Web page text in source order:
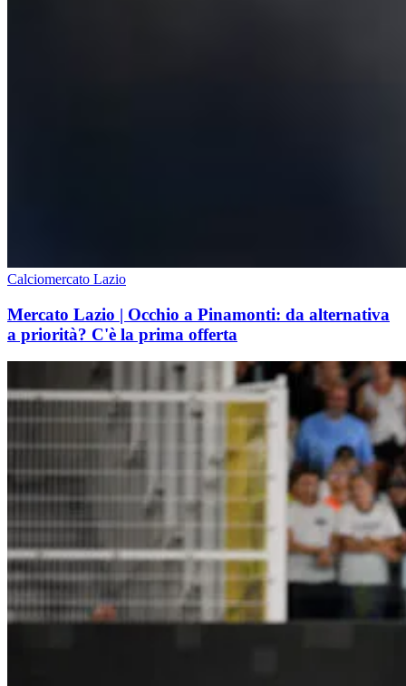
Calciomercato Lazio
Mercato Lazio | Occhio a Pinamonti: da alternativa
a priorità? C'è la prima offerta